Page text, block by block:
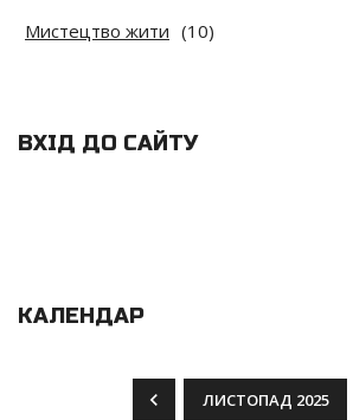
Мистецтво жити (10)
ВХІД ДО САЙТУ
КАЛЕНДАР
ЛИСТОПАД 2025